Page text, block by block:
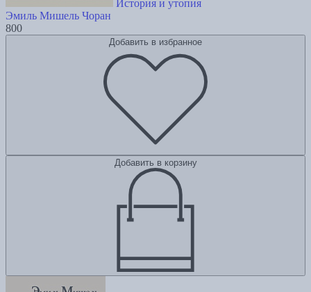
История и утопия
Эмиль Мишель Чоран
800
Добавить в избранное
Добавить в корзину